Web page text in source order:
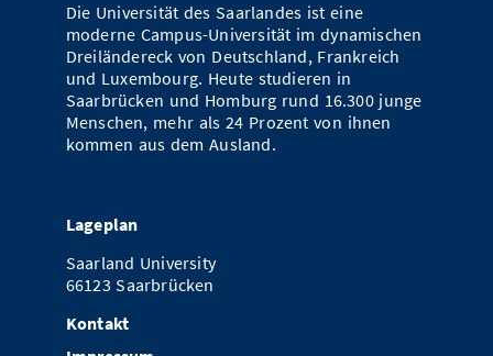
Die Universität des Saarlandes ist eine
moderne Campus-Universität im dynamischen
Dreiländereck von Deutschland, Frankreich
und Luxembourg. Heute studieren in
Saarbrücken und Homburg rund 16.300 junge
Menschen, mehr als 24 Prozent von ihnen
kommen aus dem Ausland.
Lageplan
Saarland University
66123 Saarbrücken
Kontakt